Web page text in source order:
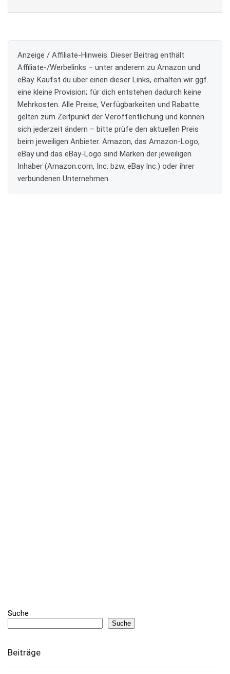
Anzeige / Affiliate-Hinweis: Dieser Beitrag enthält
Affiliate-/Werbelinks – unter anderem zu Amazon und
eBay. Kaufst du über einen dieser Links, erhalten wir ggf.
eine kleine Provision; für dich entstehen dadurch keine
Mehrkosten. Alle Preise, Verfügbarkeiten und Rabatte
gelten zum Zeitpunkt der Veröffentlichung und können
sich jederzeit ändern – bitte prüfe den aktuellen Preis
beim jeweiligen Anbieter. Amazon, das Amazon-Logo,
eBay und das eBay-Logo sind Marken der jeweiligen
Inhaber (Amazon.com, Inc. bzw. eBay Inc.) oder ihrer
verbundenen Unternehmen.
Suche
Suche
Beiträge